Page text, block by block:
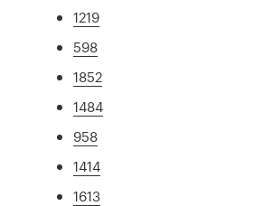
1219
598
1852
1484
958
1414
1613